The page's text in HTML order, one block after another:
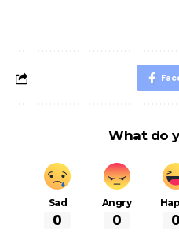
What do
Sad
0
Angry
0 0